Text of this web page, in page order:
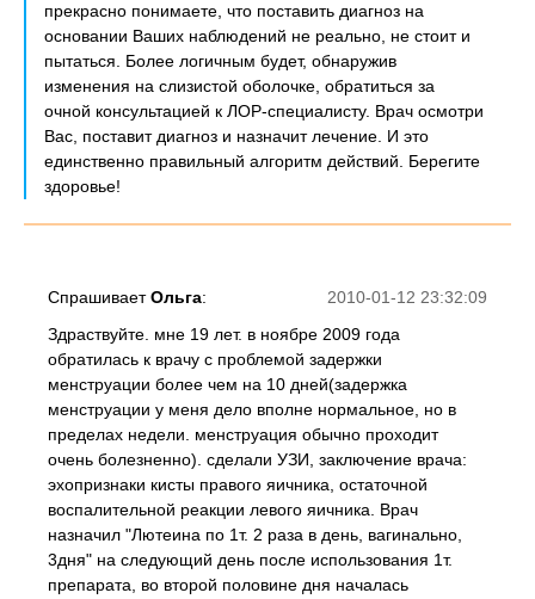
прекрасно понимаете, что поставить диагноз на
основании Ваших наблюдений не реально, не стоит и
пытаться. Более логичным будет, обнаружив
изменения на слизистой оболочке, обратиться за
очной консультацией к ЛОР-специалисту. Врач осмотри
Вас, поставит диагноз и назначит лечение. И это
единственно правильный алгоритм действий. Берегите
здоровье!
2010-01-12 23:32:09
СпрашиваетОльга:
Здраствуйте. мне 19 лет. в ноябре 2009 года
обратилась к врачу с проблемой задержки
менструации более чем на 10 дней(задержка
менструации у меня дело вполне нормальное, но в
пределах недели. менструация обычно проходит
очень болезненно). сделали УЗИ, заключение врача:
эхопризнаки кисты правого яичника, остаточной
воспалительной реакции левого яичника. Врач
назначил "Лютеина по 1т. 2 раза в день, вагинально,
3дня" на следующий день после использования 1т.
препарата, во второй половине дня началась